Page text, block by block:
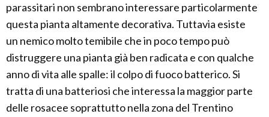
parassitari non sembrano interessare particolarmente
questa pianta altamente decorativa. Tuttavia esiste
un nemico molto temibile che in poco tempo può
distruggere una pianta già ben radicata e con qualche
anno di vita alle spalle: il colpo di fuoco batterico. Si
tratta di una batteriosi che interessa la maggior parte
delle rosacee soprattutto nella zona del Trentino